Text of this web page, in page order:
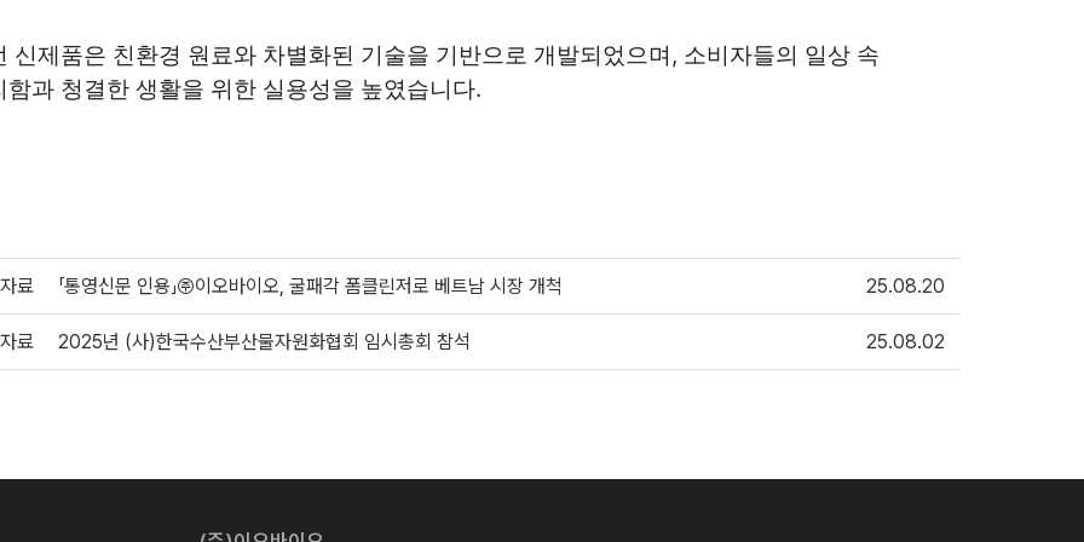
신제품은 친환경 원료와 차별화된 기술을 기반으로 개발되었으며, 소비자들의 일상 속
함과 청결한 생활을 위한 실용성을 높였습니다.
료 「통영신문 인용」㈜이오바이오, 굴패각 폼클린저로 베트남 시장 개척 25.08.20
료 2025년 (사)한국수산부산물자원화협회 임시총회 참석 25.08.02